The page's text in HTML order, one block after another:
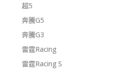
超5
奔騰G5
奔騰G3
雷霆Racing
雷霆Racing S